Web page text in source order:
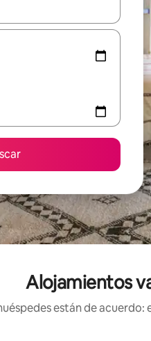
disponibles, navega con las
Alojamientos
están de